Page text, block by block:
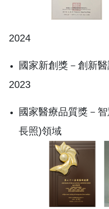
2024
國家新創獎－創新
2023
國家醫療品質獎－
長照)領域